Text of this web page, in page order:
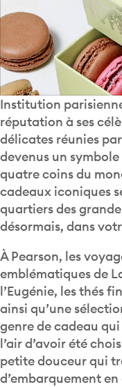
Institution
réputation à ses
délicates réunies
devenus un
quatre coins du
cadeaux iconiques
quartiers des
désormais, dans
À Pearson, les
emblématiques de
l’Eugénie, les thés
ainsi qu’une
genre de cadeau
l’air d’avoir été
petite douceur qui
d’embarquement